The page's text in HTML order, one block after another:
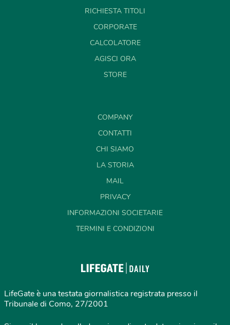
RICHIESTA TITOLI
CORPORATE
CALCOLATORE
AGISCI ORA
STORE
COMPANY
CONTATTI
CHI SIAMO
LA STORIA
MAIL
PRIVACY
INFORMAZIONI SOCIETARIE
TERMINI E CONDIZIONI
LifeGate è una testata giornalistica registrata presso il
Tribunale di Como, 27/2001